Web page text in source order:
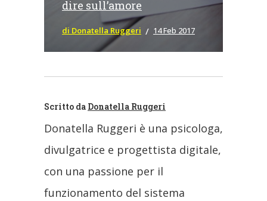
dire sull’amore
di Donatella Ruggeri 14 Feb 2017
Scritto da Donatella Ruggeri
Donatella Ruggeri è una psicologa,
divulgatrice e progettista digitale,
con una passione per il
funzionamento del sistema